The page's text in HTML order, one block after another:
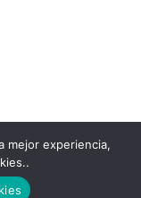
Blog Solutions.
mejor experiencia,